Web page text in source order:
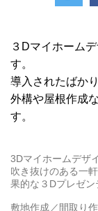
３Dマイホーム
す。
導入されたばか
外構や屋根作成
す。
3Dマイホームデザ
吹き抜けのある一
果的な３Dプレゼン
敷地作成／間取り